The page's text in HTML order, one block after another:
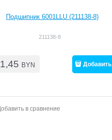
Подшипник 6001LLU (211138-8)
211138-8
BYN Добавить
в сравнение